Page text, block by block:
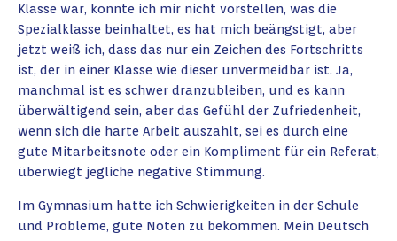
Klasse war, konnte ich mir nicht vorstellen, was die
Spezialklasse beinhaltet, es hat mich beängstigt, aber
jetzt weiß ich, dass das nur ein Zeichen des Fortschritts
ist, der in einer Klasse wie dieser unvermeidbar ist. Ja,
manchmal ist es schwer dranzubleiben, und es kann
überwältigend sein, aber das Gefühl der Zufriedenheit,
wenn sich die harte Arbeit auszahlt, sei es durch eine
gute Mitarbeitsnote oder ein Kompliment für ein Referat,
überwiegt jegliche negative Stimmung.
Im Gymnasium hatte ich Schwierigkeiten in der Schule
und Probleme, gute Noten zu bekommen. Mein Deutsch